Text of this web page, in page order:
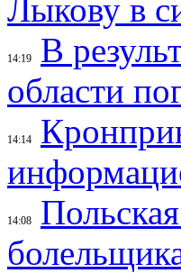
Лыкову в
14:19
В
области
14:14
14:08